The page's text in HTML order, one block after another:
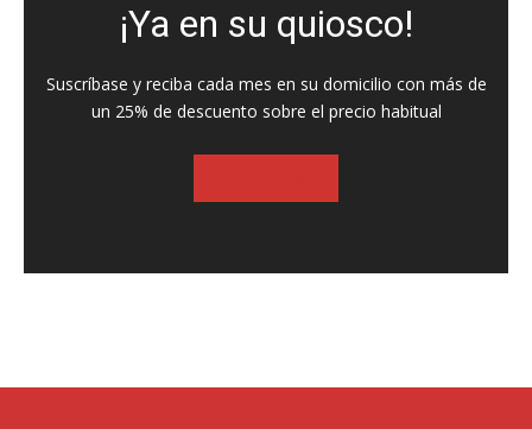
¡Ya en su quiosco!
Suscríbase y reciba cada mes en su domicilio con más de
un 25% de descuento sobre el precio habitual